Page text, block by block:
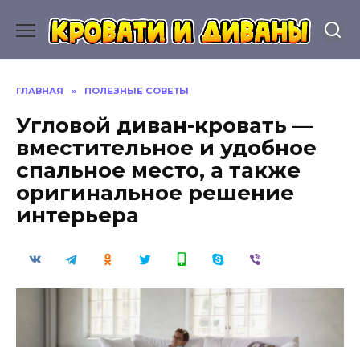
содержанию
ГЛАВНАЯ » ПОЛЕЗНЫЕ СОВЕТЫ
Угловой диван-кровать —
вместительное и удобное
спальное место, а также
оригинальное решение
интерьера